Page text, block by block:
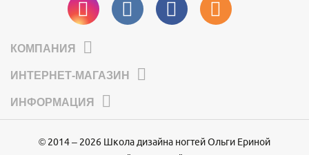
КОМПАНИЯ
ИНТЕРНЕТ-МАГАЗИН
ИНФОРМАЦИЯ
© 2014 – 2026 Школа дизайна ногтей Ольги Ериной